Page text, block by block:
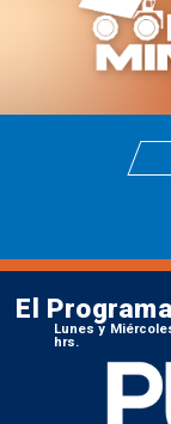
El
Lunes y
hrs.